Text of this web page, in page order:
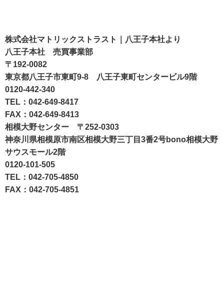
株式会社マトリックストラスト｜八王子本社より
八王子本社 売買事業部
〒192-0082
東京都八王子市東町9-8 八王子東町センタービル9階
0120-442-340
TEL：042-649-8417
FAX：042-649-8413
相模大野センター 〒252-0303
神奈川県相模原市南区相模大野三丁目3番2号bono相模大野
サウスモール2階
0120-101-505
TEL：042-705-4850
FAX：042-705-4851